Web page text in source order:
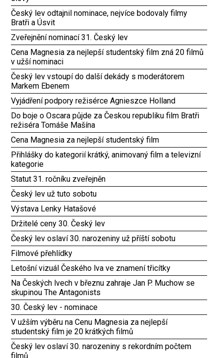
Český lev odtajnil nominace, nejvíce bodovaly filmy
Bratři a Úsvit
Zveřejnění nominací 31. Český lev
Cena Magnesia za nejlepší studentský film zná 20 filmů
v užší nominaci
Český lev vstoupí do další dekády s moderátorem
Markem Ebenem
Vyjádření podpory režisérce Agnieszce Holland
Do boje o Oscara půjde za Českou republiku film Bratři
režiséra Tomáše Mašína
Cena Magnesia za nejlepší studentský film
Přihlášky do kategorií krátký, animovaný film a televizní
kategorie
Statut 31. ročníku zveřejněn
Český lev už tuto sobotu
Výstava Lenky Hatašové
Držitelé ceny 30. Český lev
Český lev oslaví 30. narozeniny už příští sobotu
Filmové přehlídky
Letošní vizuál Českého lva ve znamení třicítky
Na Českých lvech v březnu zahraje Jan P. Muchow se
skupinou The Antagonists
30. Český lev - nominace
V užším výběru na Cenu Magnesia za nejlepší
studentský film je 20 krátkých filmů
Český lev oslaví 30. narozeniny s rekordním počtem
filmů